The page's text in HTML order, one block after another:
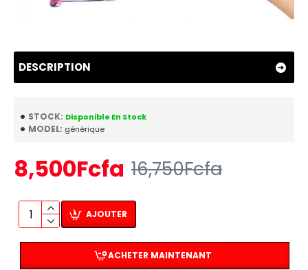
DESCRIPTION
STOCK: Disponible En Stock
MODEL: générique
8,500Fcfa 16,750Fcfa
AJOUTER
ACHETER MAINTENANT